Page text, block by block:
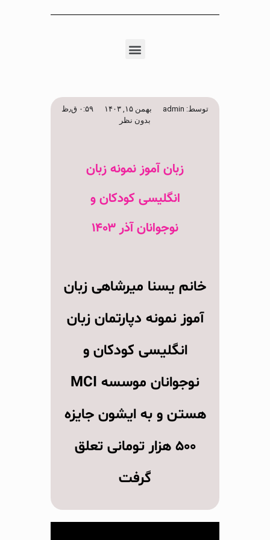
توسط: بهمن ۱۵, ۱۴۰۳
۰:۵۹ ق٫ظ
بدون نظر
زبان آموز نمونه زبان
انگلیسی کودکان و
نوجوانان آذر ۱۴۰۳
خانم یسنا میرشاهی زبان
آموز نمونه دپارتمان زبان
انگلیسی کودکان و
نوجوانان موسسه MCI
هستن و به ایشون جایزه
۵۰۰ هزار تومانی تعلق
گرفت